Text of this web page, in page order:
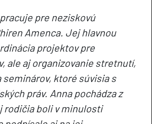
pre neziskovú
Amenca. Jej hlavnou
projektov pre
ale aj organizovanie stretnutí,
seminárov, ktoré súvisia s
práv. Anna pochádza z
rodičia boli v minulosti